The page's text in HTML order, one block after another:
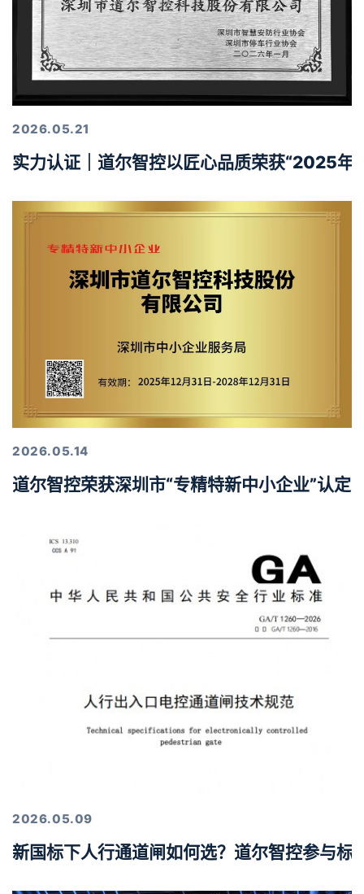
2026.05.21
实力认证｜道尔智控以匠心品质荣获“2025年
2026.05.14
道尔智控荣获深圳市“专精特新中小企业”认定
2026.05.09
新国标下人行通道闸如何选？道尔智控参与标